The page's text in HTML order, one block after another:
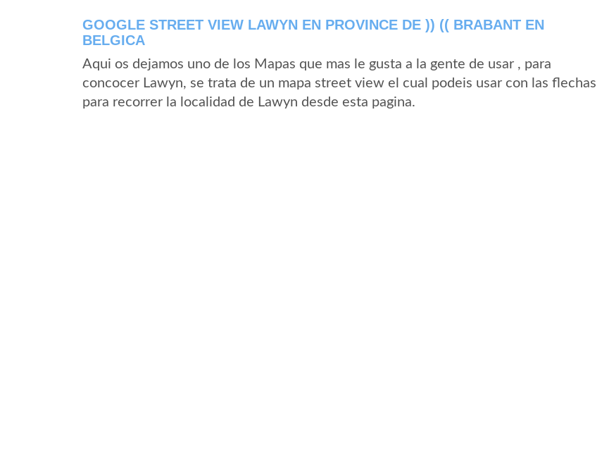
GOOGLE STREET VIEW LAWYN EN PROVINCE DE )) (( BRABANT EN
BELGICA
Aqui os dejamos uno de los Mapas que mas le gusta a la gente de usar , para
concocer Lawyn, se trata de un mapa street view el cual podeis usar con las flechas
para recorrer la localidad de Lawyn desde esta pagina.